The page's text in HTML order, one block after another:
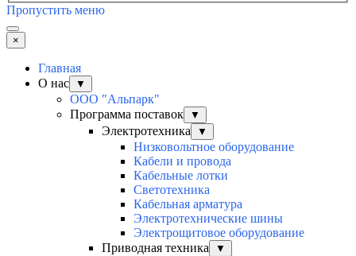
Пропустить меню
×
Главная
О нас
▼
ООО "Альпарк"
Программа поставок
▼
Электротехника ▼
Низковольтное оборудование
Кабели и провода
Кабельные лотки
Светотехника
Кабельная арматура
Электротехнические шины
Электрощитовое оборудование
Приводная техника
▼